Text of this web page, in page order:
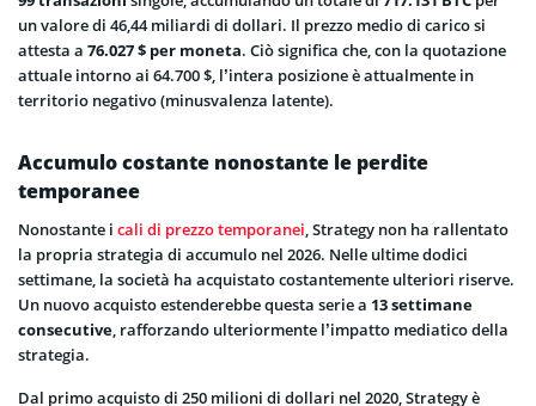
un valore di 46,44 miliardi di dollari. Il prezzo medio di carico si
attesta a 76.027 $ per moneta. Ciò significa che, con la quotazione
attuale intorno ai 64.700 $, l’intera posizione è attualmente in
territorio negativo (minusvalenza latente).
Accumulo costante nonostante le perdite
temporanee
Nonostante i cali di prezzo temporanei, Strategy non ha rallentato
la propria strategia di accumulo nel 2026. Nelle ultime dodici
settimane, la società ha acquistato costantemente ulteriori riserve.
Un nuovo acquisto estenderebbe questa serie a 13 settimane
consecutive, rafforzando ulteriormente l’impatto mediatico della
strategia.
Dal primo acquisto di 250 milioni di dollari nel 2020, Strategy è